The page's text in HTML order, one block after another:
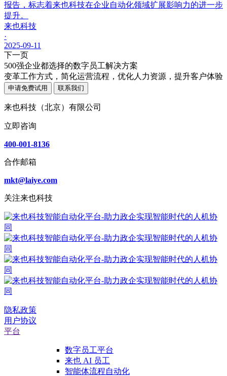
报告，标志着来也科技在企业自动化领域扩展影响力的进一步
提升。
来也科技
·
2025-09-11
下一页
500强企业都选择的数字员工解决方案
变革工作方式，简化运营流程，优化人力资源，提升客户体验
申请免费试用 联系我们
来也科技（北京）有限公司
立即咨询
400-001-8136
合作邮箱
mkt@laiye.com
关注来也科技
隐私政策
用户协议
平台
数字员工平台
来也 AI 员工
智能体流程自动化